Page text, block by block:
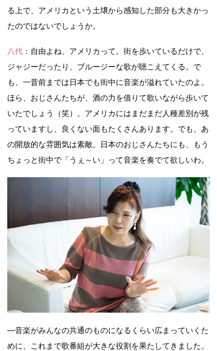
る上で、アメリカという土壌から感知した部分も大きかっ
たのではないでしょうか。
八代 ：自由よね、アメリカって。街を歩いているだけで、
ジャジーだったり、ブルージーな歌が聴こえてくる。で
も、一昔前までは日本でも街中に音楽が溢れていたのよ。
ほら、おじさんたちが、酒の力を借りて歌いながら歩いて
いたでしょう（笑）。アメリカにはまだまだ人種差別が残
っていますし、良くない面もたくさんあります。でも、あ
の開放的な雰囲気は素敵。日本のおじさんたちにも、もう
ちょっと街中で「うぇ～い」って音楽を奏でて欲しいわ。
―音楽がみんなの共通のものになるくらい広まっていくた
めに、これまで歌番組が大きな役割を果たしてきました。